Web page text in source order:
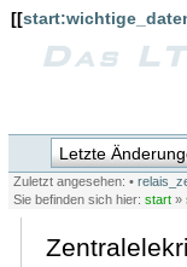
[[
Das
Letzte
Zuletzt angesehen: •
Sie befinden sich hier:start »